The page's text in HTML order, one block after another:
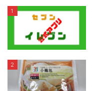
1
2